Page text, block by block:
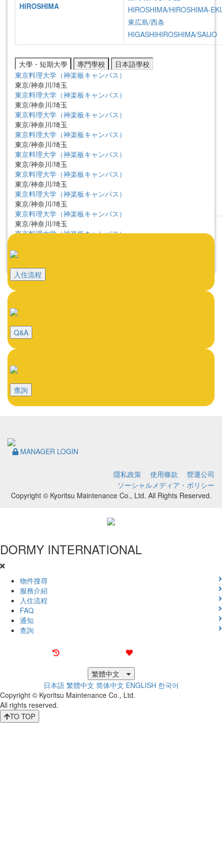
HIROSHIMA
HIROSHIMA/HIROSHIMA-
東広島/西条
HIGASHIHIROSHIMA/SAIJO
大學・短期大學 專門學校
日本語學校
東京料理大学（神楽板キャンパス）
東京/神奈川/埼玉
東京料理大学（神楽板キャンパス）
東京/神奈川/埼玉
東京料理大学（神楽板キャンパス）
東京/神奈川/埼玉
東京料理大学（神楽板キャンパス）
東京/神奈川/埼玉
東京料理大学（神楽板キャンパス）
東京/神奈川/埼玉
東京料理大学（神楽板キャンパス）
東京/神奈川/埼玉
東京料理大学（神楽板キャンパス）
東京/神奈川/埼玉
東京料理大学（神楽板キャンパス）
東京/神奈川/埼玉
東京料理大学（神楽板キャンパス）
東京料理大学（神楽板キャンパス）
入住流程
Q&A
查詢
MANAGER LOGIN
隱私政策 使用條款
營運公司
ソーシャルメディア・ポリシー
Copyright © Kyoritsu Maintenance Co., Ltd. All Rights Reserved.
DORMY INTERNATIONAL
物件搜尋
服務介紹
入住流程
FAQ
通知
查詢
繁體中文
日本語 繁體中文 简体中文 ENGLISH 한국어
Copyright © Kyoritsu Maintenance Co., Ltd.
All rights reserved.
TO TOP